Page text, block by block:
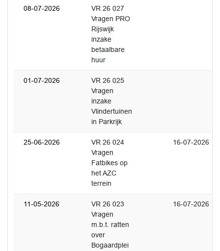
08-07-2026
VR 26 027
Vragen PRO
Rijswijk
inzake
betaalbare
huur
01-07-2026
VR 26 025
Vragen
inzake
Vlindertuinen
in Parkrijk
25-06-2026
VR 26 024
Vragen
Fatbikes op
het AZC
terrein
16-07-2026
11-05-2026
VR 26 023
Vragen
m.b.t. ratten
over
Bogaardplei
16-07-2026